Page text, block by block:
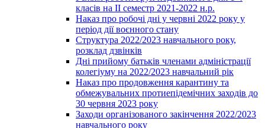
класів на ІІ семестр 2021-2022 н.р.
Наказ про робочі дні у червні 2022 року у
період дії воєнного стану
Структура 2022/2023 навчального року,
розклад дзвінків
Дні прийому батьків членами адміністрації
колегіуму на 2022/2023 навчальний рік
Наказ про продовження карантину та
обмежувальних протиепідемічних заходів до
30 червня 2023 року
Заходи організованого закінчення 2022/2023
навчального року